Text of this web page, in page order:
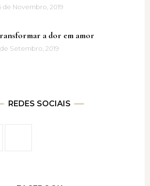
de Novembro, 2019
a dor em amor
Setembro, 2019
REDES SOCIAIS